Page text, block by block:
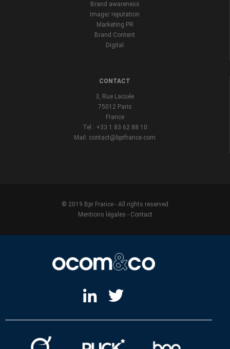
Brand awareness
Image/ reputation
Marketing PR
Brand Content
Digital
CONTACT
3, Rue Lacuée
75012 Paris
France
Tel : +33 1 83 62 88 10
Mail: contact@bprfrance.com
© 2019 Bpr France - All rights reserved
Mentions légales - Contact